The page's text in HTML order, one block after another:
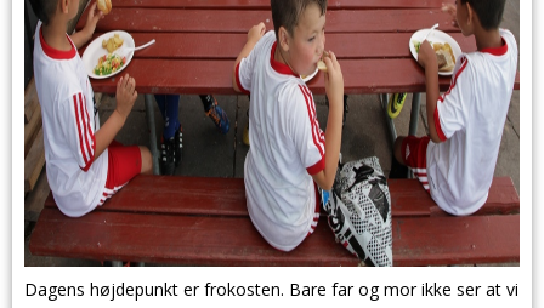
Dagens højdepunkt er frokosten. Bare far og mor ikke ser at vi